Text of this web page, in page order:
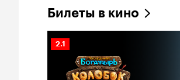
Билеты в кино
Рейтинг
Кинопоиска
2.1